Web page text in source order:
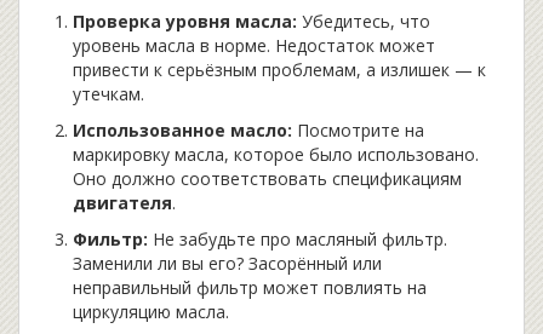
Проверка уровня масла: Убедитесь, что
уровень масла в норме. Недостаток может
привести к серьёзным проблемам, а излишек — к
утечкам.
Использованное масло: Посмотрите на
маркировку масла, которое было использовано.
Оно должно соответствовать спецификациям
двигателя.
Фильтр: Не забудьте про масляный фильтр.
Заменили ли вы его? Засорённый или
неправильный фильтр может повлиять на
циркуляцию масла.